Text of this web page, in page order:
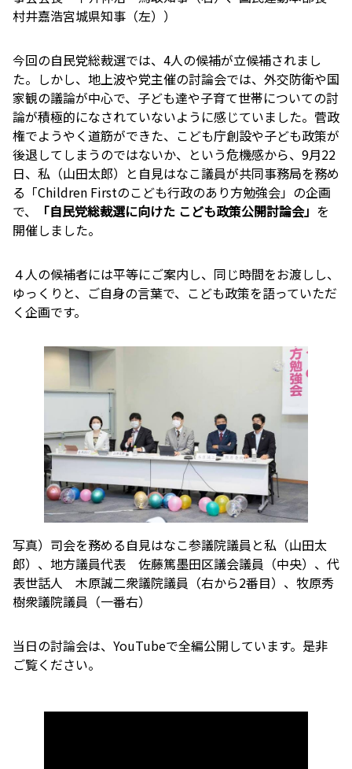
村井嘉浩宮城県知事（左））
今回の自民党総裁選では、4人の候補が立候補されまし
た。しかし、地上波や党主催の討論会では、外交防衛や国
家観の議論が中心で、子ども達や子育て世帯についての討
論が積極的になされていないように感じていました。菅政
権でようやく道筋ができた、こども庁創設や子ども政策が
後退してしまうのではないか、という危機感から、9月22
日、私（山田太郎）と自見はなこ議員が共同事務局を務め
る「Children Firstのこども行政のあり方勉強会」の企画
で、
「自民党総裁選に向けた こども政策公開討論会」 を
開催しました。
４人の候補者には平等にご案内し、同じ時間をお渡しし、
ゆっくりと、ご自身の言葉で、こども政策を語っていただ
く企画です。
写真）司会を務める自見はなこ参議院議員と私（山田太
郎）、地方議員代表 佐藤篤墨田区議会議員（中央）、代
表世話人 木原誠二衆議院議員（右から2番目）、牧原秀
樹衆議院議員（一番右）
当日の討論会は、YouTubeで全編公開しています。是非
ご覧ください。